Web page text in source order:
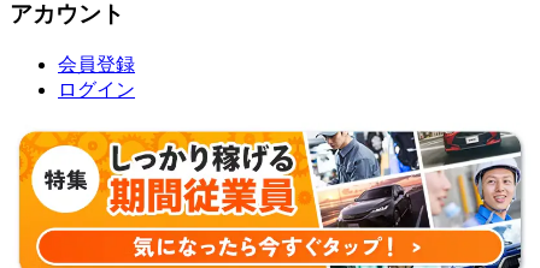
アカウント
会員登録
ログイン